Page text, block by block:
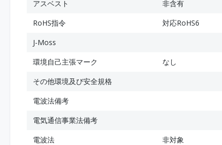
アスベスト
非含有
RoHS指令
対応RoHS6
J-Moss
環境自己主張マーク
なし
その他環境及び安全規格
電波法備考
電気通信事業法備考
電波法
非対象